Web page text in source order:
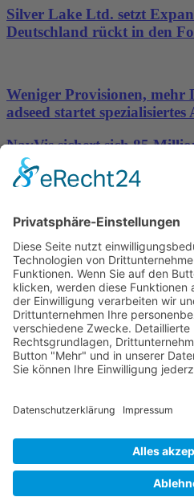
Silver Lake Ltd. setzt
Deutschland rückt in den
Weniger Provisionen, mehr
adseed startet
NavVis sichert sich 85
D-Finanzierungsrunde,
physische KI bereitzustellen
Impressum
Datenschutz
Kooperation
Werbung
Presse- und
Aktuelles
Themenwelt
Zertifikat
Geprüfter Franchisegeber